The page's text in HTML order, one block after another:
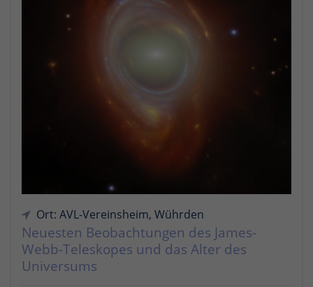
Ort: AVL-Vereinsheim, Wührden
Neuesten Beobachtungen des James-
Webb-Teleskopes und das Alter des
Universums